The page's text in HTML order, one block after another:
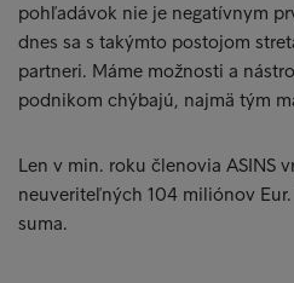
pohľadávok nie je negatívnym
dnes sa s takýmto postojom
partneri. Máme možnosti a
podnikom chýbajú, najmä tým
Len v min. roku členovia ASINS
neuveriteľných 104 miliónov
suma.